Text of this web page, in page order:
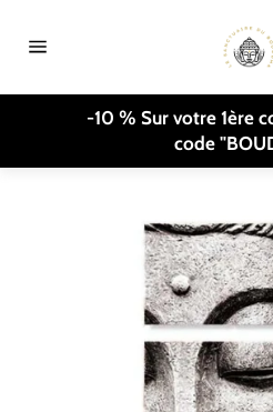
zum
-10 % Sur votre 1ère
code
TRANSLATION MISSING: